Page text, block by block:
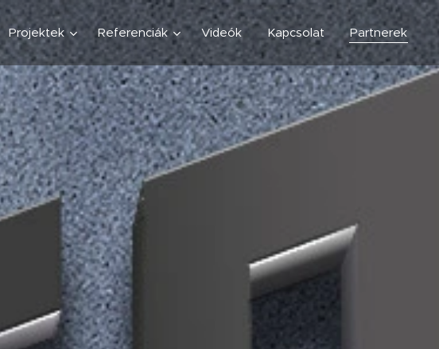
Projektek Referenciák Videók Kapcsolat Partnerek